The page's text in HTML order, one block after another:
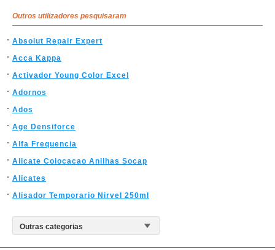
Outros utilizadores pesquisaram
Absolut Repair Expert
Acca Kappa
Activador Young Color Excel
Adornos
Ados
Age Densiforce
Alfa Frequencia
Alicate Colocacao Anilhas Socap
Alicates
Alisador Temporario Nirvel 250ml